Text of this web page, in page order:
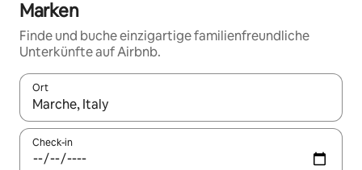
Marken
Finde und buche einzigartige familienfreundliche
Unterkünfte auf Airbnb.
Ort
Wenn Ergebnisse verfügbar sind, navigiere mit den
Check-in